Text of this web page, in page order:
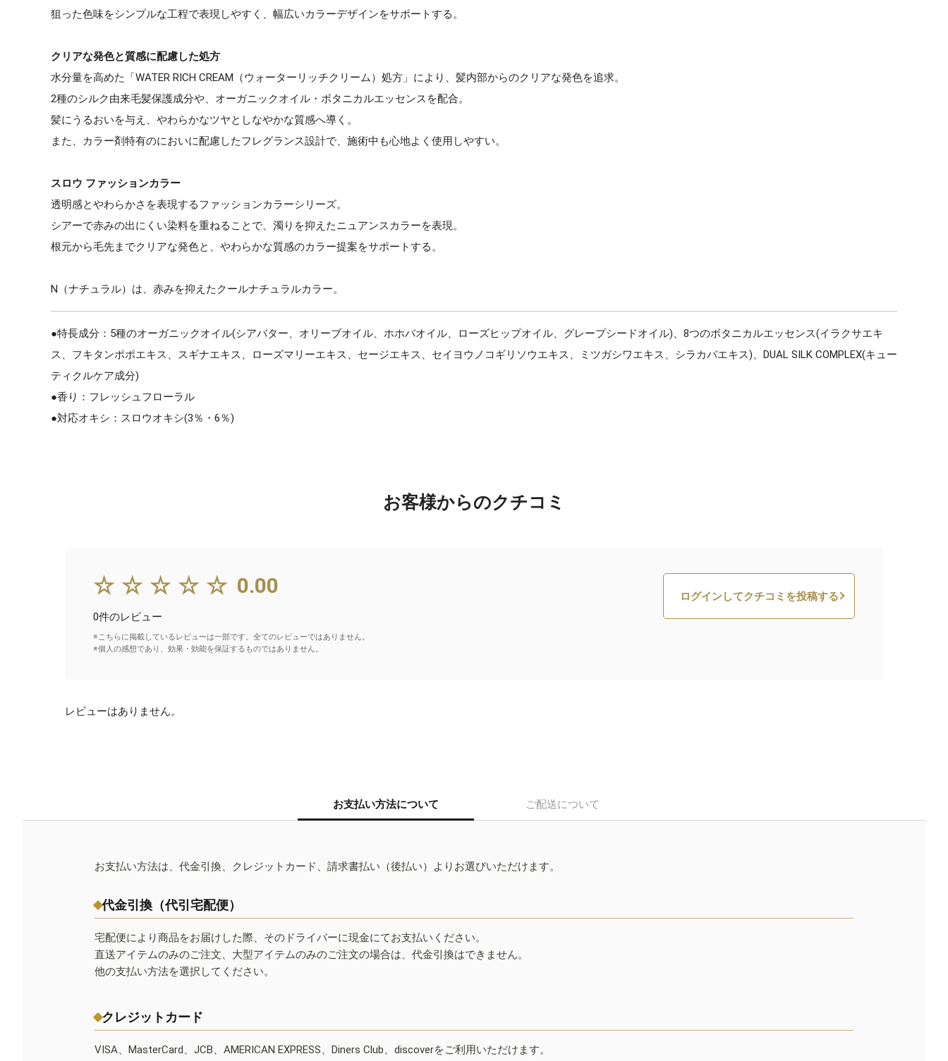
狙った色味をシンプルな工程で表現しやすく、幅広いカラーデザインをサポートする。
クリアな発色と質感に配慮した処方
水分量を高めた「WATER RICH CREAM（ウォーターリッチクリーム）処方」により、髪内部からのクリアな発色を追求。
2種のシルク由来毛髪保護成分や、オーガニックオイル・ボタニカルエッセンスを配合。
髪にうるおいを与え、やわらかなツヤとしなやかな質感へ導く。
また、カラー剤特有のにおいに配慮したフレグランス設計で、施術中も心地よく使用しやすい。
スロウ ファッションカラー
透明感とやわらかさを表現するファッションカラーシリーズ。
シアーで赤みの出にくい染料を重ねることで、濁りを抑えたニュアンスカラーを表現。
根元から毛先までクリアな発色と、やわらかな質感のカラー提案をサポートする。
N（ナチュラル）は、赤みを抑えたクールナチュラルカラー。
●特長成分：5種のオーガニックオイル(シアバター、オリーブオイル、ホホバオイル、ローズヒップオイル、グレープシードオイル)、8つのボタニカルエッセンス(イラクサエキ
ス、フキタンポポエキス、スギナエキス、ローズマリーエキス、セージエキス、セイヨウノコギリソウエキス、ミツガシワエキス、シラカバエキス)、DUAL SILK COMPLEX(キュー
ティクルケア成分)
●香り：フレッシュフローラル
●対応オキシ：スロウオキシ(3％・6％)
お客様からのクチコミ
☆☆☆☆☆ 0.00
0件のレビュー
※こちらに掲載しているレビューは一部です。全てのレビューではありません。
※個人の感想であり、効果・効能を保証するものではありません。
ログインしてクチコミを投稿する
レビューはありません。
お支払い方法について ご配送について
お支払い方法は、代金引換、クレジットカード、請求書払い（後払い）よりお選びいただけます。
代金引換（代引宅配便）
宅配便により商品をお届けした際、そのドライバーに現金にてお支払いください。
直送アイテムのみのご注文、大型アイテムのみのご注文の場合は、代金引換はできません。
他の支払い方法を選択してください。
クレジットカード
VISA、MasterCard、JCB、AMERICAN EXPRESS、Diners Club、discoverをご利用いただけます。